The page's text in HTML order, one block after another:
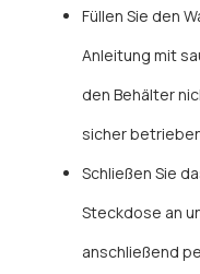
Füllen Sie den
Anleitung mit
den Behälter
sicher
Schließen Sie
Steckdose an
anschließend